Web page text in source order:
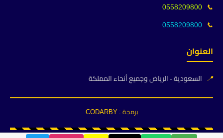
📞
0558209800
📞
0558209800
العنوان
📍 السعودية - الرياض وجميع أنحاء المملكة
برمجة : CODARBY